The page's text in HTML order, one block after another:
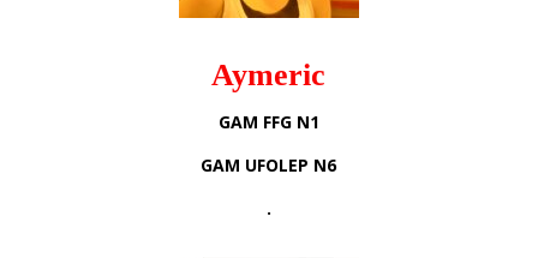
Aymeric
GAM FFG N1
GAM UFOLEP N6
.